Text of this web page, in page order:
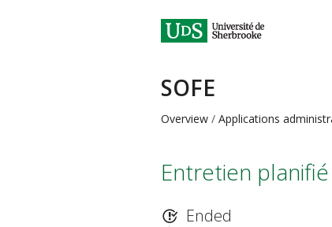
SOFE
Overview Applications
Entretien planifié
Ended